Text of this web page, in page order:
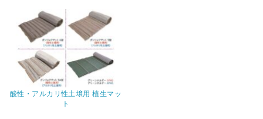
酸性・アルカリ性土壌用 植生マッ
ト